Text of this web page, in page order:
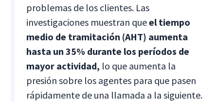
problemas de los clientes. Las
investigaciones muestran queel tiempo
medio de tramitación (AHT) aumenta
hasta un 35% durante los períodos de
mayor actividad, lo que aumenta la
presión sobre los agentes para que pasen
rápidamente de una llamada a la siguiente.